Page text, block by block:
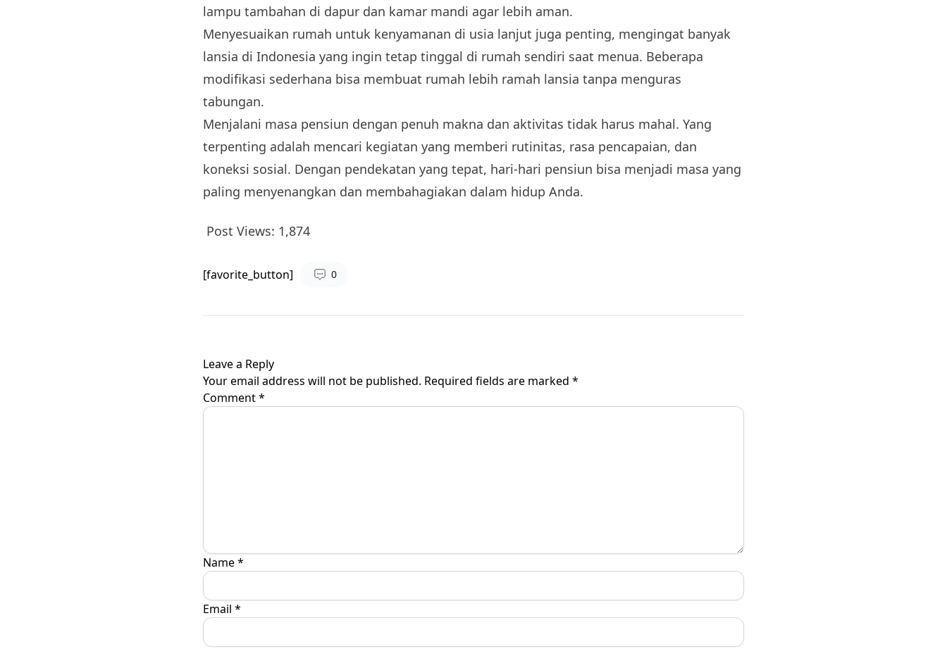
lampu tambahan di dapur dan kamar mandi agar lebih aman.
Menyesuaikan rumah untuk kenyamanan di usia lanjut juga penting, mengingat banyak
lansia di Indonesia yang ingin tetap tinggal di rumah sendiri saat menua. Beberapa
modifikasi sederhana bisa membuat rumah lebih ramah lansia tanpa menguras
tabungan.
Menjalani masa pensiun dengan penuh makna dan aktivitas tidak harus mahal. Yang
terpenting adalah mencari kegiatan yang memberi rutinitas, rasa pencapaian, dan
koneksi sosial. Dengan pendekatan yang tepat, hari-hari pensiun bisa menjadi masa yang
paling menyenangkan dan membahagiakan dalam hidup Anda.
Post Views: 1,874
[favorite_button] 0
Leave a Reply
Your email address will not be published. Required fields are marked *
Comment*
Name*
Email *